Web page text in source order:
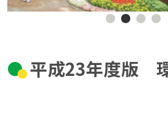
平成23年度版